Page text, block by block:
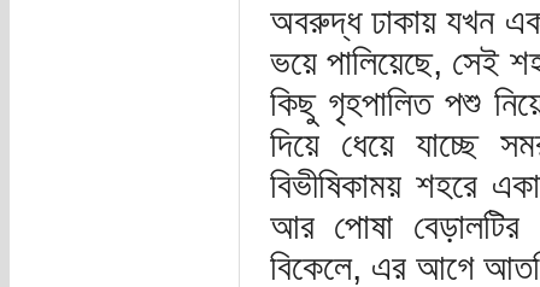
অবরুদ্ধ ঢাকায় যখন
ভয়ে পালিয়েছে, সেই
কিছু গৃহপালিত পশু
দিয়ে ধেয়ে যাচ্ছে
বিভীষিকাময় শহরে
আর পোষা
বিকেলে, এর আগে